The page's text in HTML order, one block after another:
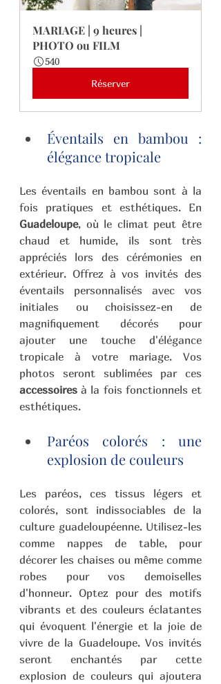
MARIAGE | 9 heures |
PHOTO ou FILM
540
Réserver
Éventails en bambou :
élégance tropicale
Les éventails en bambou sont à la
Guadeloupe, où le climat peut être
chaud et humide, ils sont très
appréciés lors des cérémonies en
extérieur. Offrez à vos invités des
éventails personnalisés avec vos
initiales ou choisissez-en de
magnifiquement décorés pour
ajouter une touche d'élégance
tropicale à votre mariage. Vos
accessoires à la fois fonctionnels et
esthétiques.
Paréos colorés : une
explosion de couleurs
Les paréos, ces tissus légers et
colorés, sont indissociables de la
culture guadeloupéenne. Utilisez-les
comme nappes de table, pour
décorer les chaises ou même comme
robes pour vos demoiselles
d'honneur. Optez pour des motifs
vibrants et des couleurs éclatantes
qui évoquent l'énergie et la joie de
vivre de la Guadeloupe. Vos invités
seront enchantés par cette
explosion de couleurs qui ajoutera